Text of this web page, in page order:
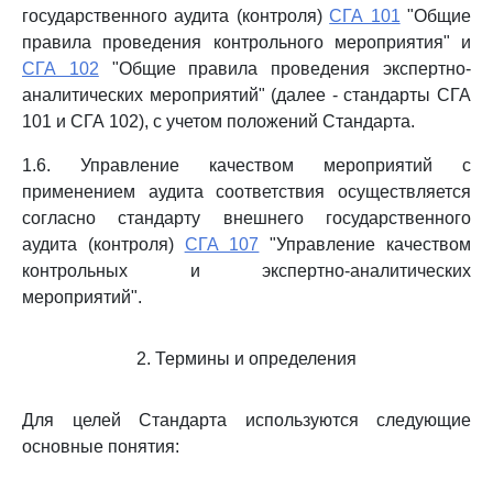
государственного аудита (контроля)СГА 101 "Общие
правила проведения контрольного мероприятия" и
СГА 102 "Общие правила проведения экспертно-
аналитических мероприятий" (далее - стандарты СГА
101 и СГА 102), с учетом положений Стандарта.
1.6. Управление качеством мероприятий с
применением аудита соответствия осуществляется
согласно стандарту внешнего государственного
аудита (контроля) СГА 107 "Управление качеством
контрольных и экспертно-аналитических
мероприятий".
2. Термины и определения
Для целей Стандарта используются следующие
основные понятия: